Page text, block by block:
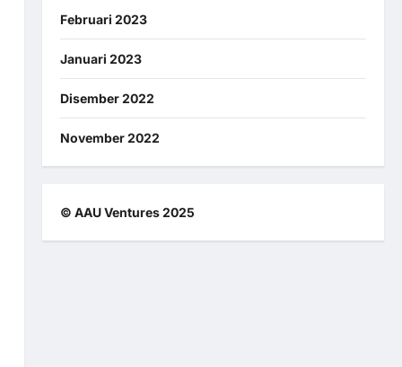
Februari 2023
Januari 2023
Disember 2022
November 2022
© AAU Ventures 2025